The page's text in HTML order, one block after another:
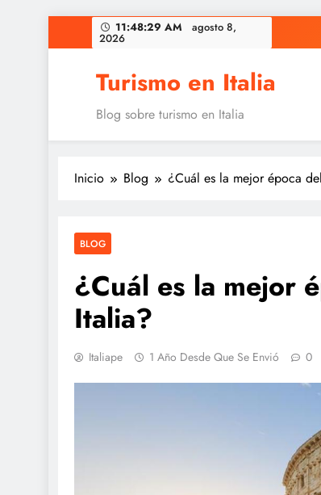
al
11:48:30 AM agosto 8, 2026
Turismo en Italia
Blog sobre turismo en Italia
Inicio Blog ¿Cuál es la mejor época
BLOG
¿Cuál es la mejor
Italia?
Italiape 1 Año Desde Que Se Envió 0